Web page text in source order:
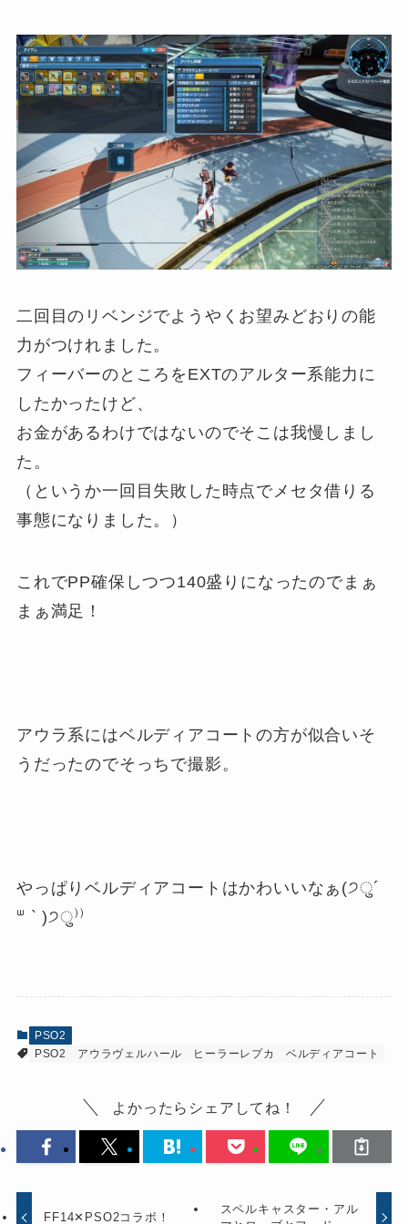
二回目のリベンジでようやくお望みどおりの能
力がつけれました。
フィーバーのところをEXTのアルター系能力に
したかったけど、
お金があるわけではないのでそこは我慢しまし
た。
（というか一回目失敗した時点でメセタ借りる
事態になりました。）
これでPP確保しつつ140盛りになったのでまぁ
まぁ満足！
アウラ系にはベルディアコートの方が似合いそ
うだったのでそっちで撮影。
やっぱりベルディアコートはかわいいなぁ(੭ु´
ᐜ ` )੭ु⁾⁾
PSO2
PSO2
アウラヴェルハール ヒーラーレプカ ベルディアコート
よかったらシェアしてね！
FF14✕PSO2コラボ！
スペルキャスター・アル